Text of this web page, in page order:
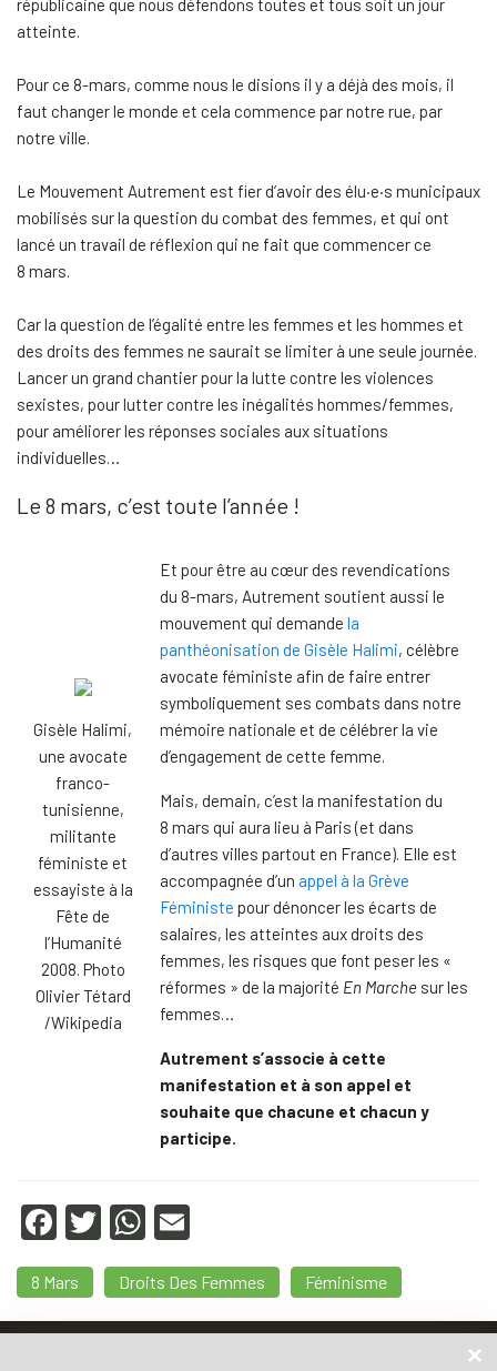
républicaine que nous défendons toutes et tous soit un jour
atteinte.
Pour ce 8-mars, comme nous le disions il y a déjà des mois, il
faut changer le monde et cela commence par notre rue, par
notre ville.
Le Mouvement Autrement est fier d’avoir des élu·e·s municipaux
mobilisés sur la question du combat des femmes, et qui ont
lancé un travail de réflexion qui ne fait que commencer ce
8 mars.
Car la question de l’égalité entre les femmes et les hommes et
des droits des femmes ne saurait se limiter à une seule journée.
Lancer un grand chantier pour la lutte contre les violences
sexistes, pour lutter contre les inégalités hommes/femmes,
pour améliorer les réponses sociales aux situations
individuelles…
Le 8 mars, c’est toute l’année !
Gisèle Halimi,
une avocate
franco-
tunisienne,
militante
féministe et
essayiste à la
Fête de
l’Humanité
2008. Photo
Olivier Tétard
/Wikipedia
Et pour être au cœur des revendications
du 8-mars, Autrement soutient aussi le
mouvement qui demande la
panthéonisation de Gisèle Halimi, célèbre
avocate féministe afin de faire entrer
symboliquement ses combats dans notre
mémoire nationale et de célébrer la vie
d’engagement de cette femme.
Mais, demain, c’est la manifestation du
8 mars qui aura lieu à Paris (et dans
d’autres villes partout en France). Elle est
accompagnée d’un appel à la Grève
Féministe pour dénoncer les écarts de
salaires, les atteintes aux droits des
femmes, les risques que font peser les «
réformes » de la majorité En Marche sur les
femmes…
Autrement s’associe à cette
manifestation et à son appel et
souhaite que chacune et chacun y
participe.
F
a
c
e
T
wi
tt
er
W
h
at
s
m
ail
8 Mars Droits Des Femmes Féminisme
Accueil